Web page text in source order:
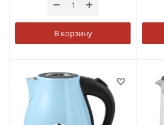
В корзину